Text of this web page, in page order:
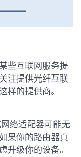
些互联网服务提
注提供光纤互联
样的提供商。
络适配器可能无
果你的路由器真
升级你的设备。